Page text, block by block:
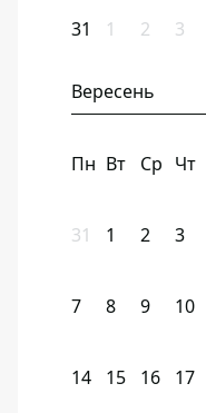
31 1 2 3
Вересень
Пн Вт Ср Чт
31 1 2 3
7 8 9 10
14 15 16 17